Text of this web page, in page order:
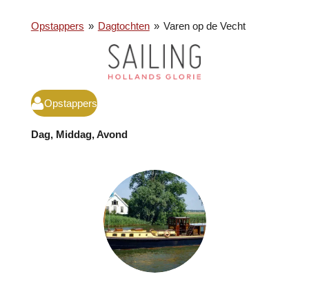
Opstappers » Dagtochten » Varen op de Vecht
Opstappers
Dag, Middag, Avond